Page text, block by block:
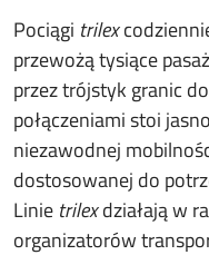
Pociągi trilex
przewożą tysiące
przez trójstyk granic
połączeniami stoi
niezawodnej
dostosowanej do
Linie trilexdziałają w
organizatorów